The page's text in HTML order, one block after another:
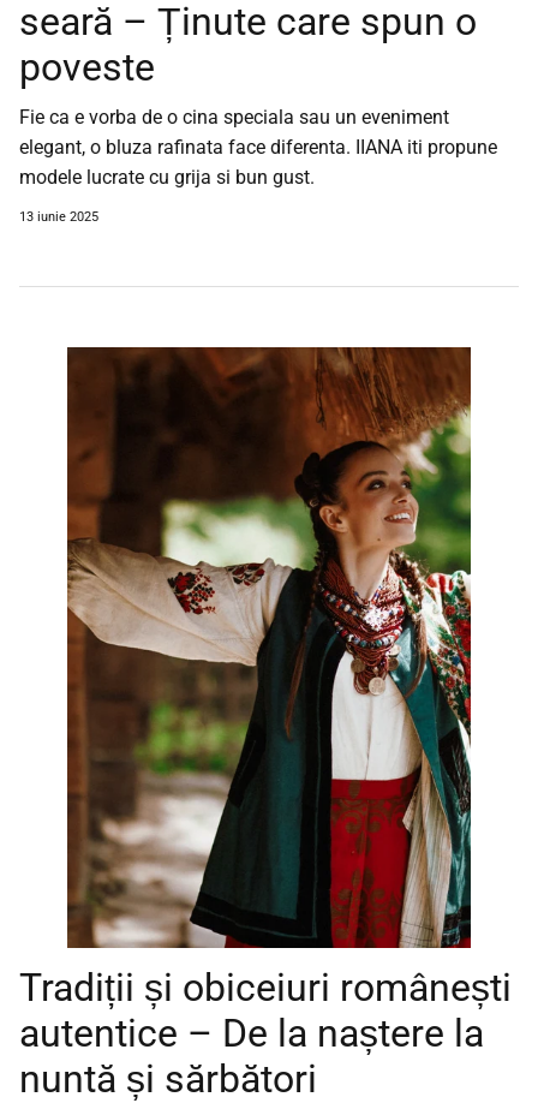
seară – Ținute care spun o
poveste
Fie ca e vorba de o cina speciala sau un eveniment
elegant, o bluza rafinata face diferenta. IIANA iti propune
modele lucrate cu grija si bun gust.
13 iunie 2025
Tradiții și obiceiuri românești
autentice – De la naștere la
nuntă și sărbători